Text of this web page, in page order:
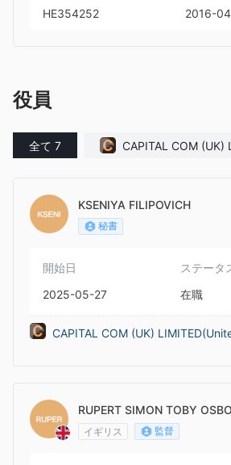
HE354252 2016-
役員
全て 7
CAPITAL COM (UK)
KSENIYA FILIPOVICH
秘書
開始日
2025-05-27
ステータ
在職
CAPITAL COM (UK)
RUPERT SIMON TOBY
イギリス 監督